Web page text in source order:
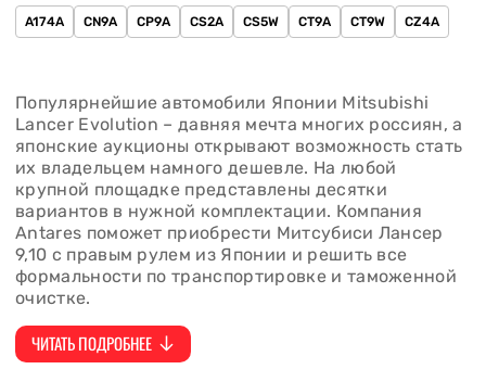
A174A CN9A CP9A CS2A CS5W CT9A CT9W CZ4A
Популярнейшие автомобили Японии Mitsubishi
Lancer Evolution – давняя мечта многих россиян, а
японские аукционы открывают возможность стать
их владельцем намного дешевле. На любой
крупной площадке представлены десятки
вариантов в нужной комплектации. Компания
Antares поможет приобрести Митсубиси Лансер
9,10 с правым рулем из Японии и решить все
формальности по транспортировке и таможенной
очистке.
ЧИТАТЬ ПОДРОБНЕЕ